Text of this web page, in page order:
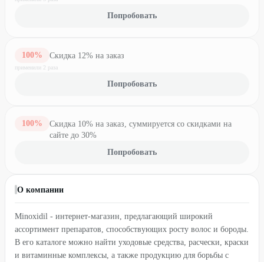
Попробовать
100% Скидка 12% на заказ
применили 2 раз а
Попробовать
100%
Скидка 10% на заказ, суммируется со скидками на
сайте до 30%
Попробовать
О компании
Minoxidil - интернет-магазин, предлагающий широкий
ассортимент препаратов, способствующих росту волос и бороды.
В его каталоге можно найти уходовые средства, расчески, краски
и витаминные комплексы, а также продукцию для борьбы с